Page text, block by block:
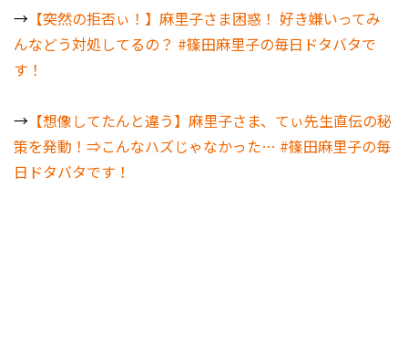
→ 【突然の拒否ぃ！】麻里子さま困惑！ 好き嫌いってみ
んなどう対処してるの？ #篠田麻里子の毎日ドタバタで
す！
→ 【想像してたんと違う】麻里子さま、てぃ先生直伝の秘
策を発動！⇒こんなハズじゃなかった… #篠田麻里子の毎
日ドタバタです！